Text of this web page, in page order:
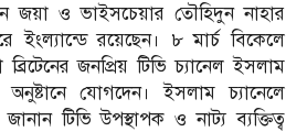
জয়া ও ভাইসচেয়ার তৌহিদুন নাহার
ইংল্যান্ডে রয়েছেন। ৮ মার্চ বিকেলে
ব্রিটেনের জনপ্রিয় টিভি চ্যানেল ইসলাম
যোগদেন। ইসলাম চ্যানেলে
টিভি উপস্থাপক ও নাট্য ব্যক্তিত্ব